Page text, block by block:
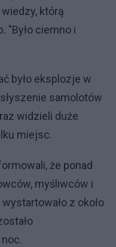
którą
"Było ciemno i
było eksplozje w
samolotów
widzieli duże
miejsc.
że ponad
myśliwców i
z około